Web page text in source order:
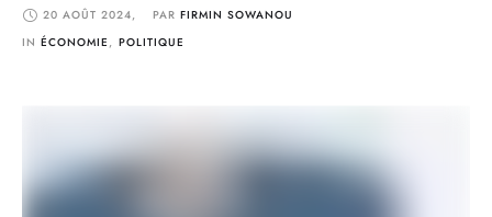
qui ont façonné son développement actuel. Cet article retrace les
grandes lignes de la gestion politique et économique …
20 AOÛT 2024, PAR FIRMIN SOWANOU
IN ÉCONOMIE , POLITIQUE